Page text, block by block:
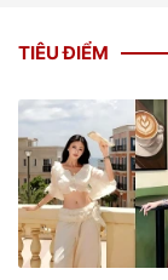
TIÊU ĐIỂM